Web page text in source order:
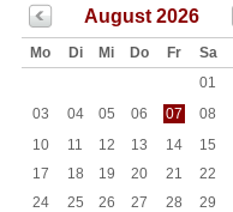
August 2026
Mo Di Mi Do Fr Sa
01
03
04 05 06 07 08
10
11 12 13 14 15
17
18 19 20 21 22
24
25 26 27 28 29